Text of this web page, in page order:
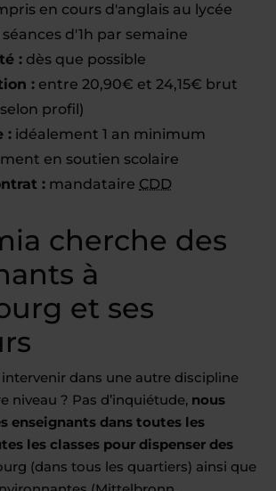
en cours d'anglais au lycée
séances d'1h par semaine
: dès que possible
: entre 20,90€ et 24,15€ brut
profil)
: idéalement 1 an minimum
en soutien scolaire
: mandataire CDD
cherche des
à
et ses
dans une autre discipline
niveau ? Pas d’inquiétude, nous
enseignants dans toutes les
les classes pour dispenser des
(dans tous les quartiers) ainsi que